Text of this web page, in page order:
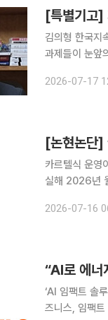
[특별기고]
김의형 한국지속가능성인증포
과제들이 눈앞
를 의무화한다
2026-07-17
[논현논단]
카르텔식 운영
실해 2026년 월드컵, 한국 축구 대표팀의 성적은 단순한 패배 이상이었다. 조별리그 부진과 전술적
최선의 카드가
2026-07-16
“AI로 에너
‘AI 임팩트 솔
즈니스, 임팩트 분야 전문